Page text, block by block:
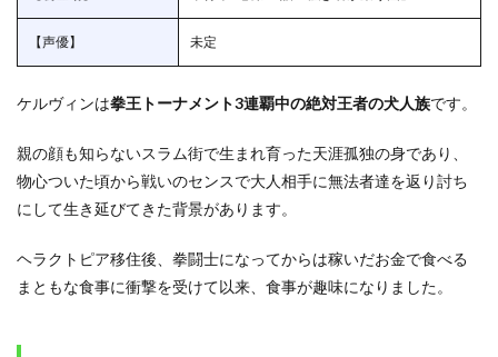
強さ
ィンの
本気の
ケル
ヴィ
ブロ
ンの
【声優】 未定
ケルヴィンは拳王トーナメント3連覇中の絶対王者の犬人族です。
親の顔も知らないスラム街で生まれ育った天涯孤独の身であり、
物心ついた頃から戦いのセンスで大人相手に無法者達を返り討ち
にして生き延びてきた背景があります。
ヘラクトピア移住後、拳闘士になってからは稼いだお金で食べる
まともな食事に衝撃を受けて以来、食事が趣味になりました。